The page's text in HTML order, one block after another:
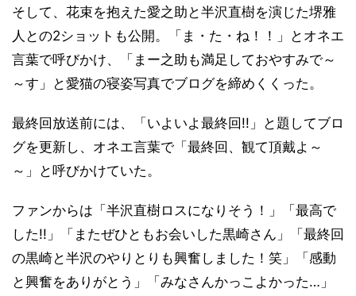
そして、花束を抱えた愛之助と半沢直樹を演じた堺雅
人との2ショットも公開。「ま・た・ね！！」とオネエ
言葉で呼びかけ、「まー之助も満足しておやすみで～
～す」と愛猫の寝姿写真でブログを締めくくった。
最終回放送前には、「いよいよ最終回!!」と題してブロ
グを更新し、オネエ言葉で「最終回、観て頂戴よ～
～」と呼びかけていた。
ファンからは「半沢直樹ロスになりそう！」「最高で
した!!」「またぜひともお会いした黒崎さん」「最終回
の黒崎と半沢のやりとりも興奮しました！笑」「感動
と興奮をありがとう」「みなさんかっこよかった…」